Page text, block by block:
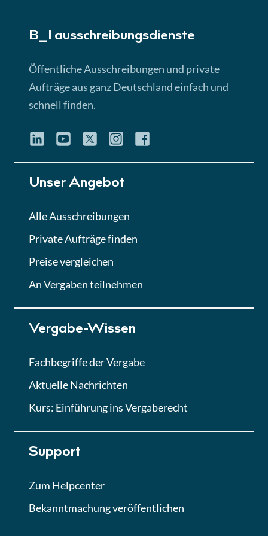
Lektion 3
► 4:31 Min
Quiz
Eignung im Vergabeverfahren
Lektion 6
Abgabe von Angeboten
Lektion
Lektion 7
Finales Quiz
B_I ausschreibungs­dienste
Öffentliche Ausschreibungen und private
Aufträge aus ganz Deutschland einfach und
schnell finden.
Unser Angebot
Alle Ausschreibungen
Private Aufträge finden
Preise vergleichen
An Vergaben teilnehmen
Vergabe-Wissen
Fachbegriffe der Vergabe
Aktuelle Nachrichten
Kurs: Einführung ins Vergaberecht
Support
Zum Helpcenter
Bekanntmachung veröffentlichen